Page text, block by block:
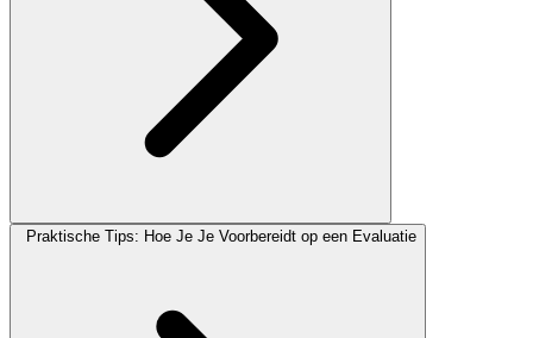
Praktische Tips: Hoe Je Je Voorbereidt op een Evaluatie